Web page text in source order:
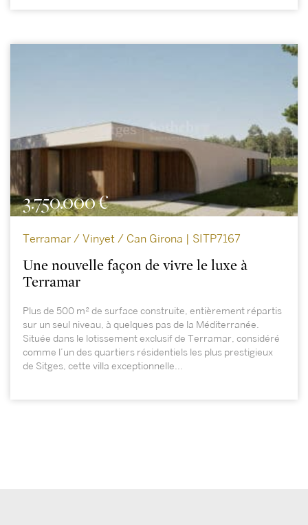
3.750.000 €
Terramar / Vinyet / Can Girona | SITP7167
Une nouvelle façon de vivre le luxe à
Terramar
Plus de 500 m² de surface construite, entièrement répartis
sur un seul niveau, à quelques pas de la Méditerranée.
Située dans le lotissement exclusif de Terramar, considéré
comme l’un des quartiers résidentiels les plus prestigieux
de Sitges, cette villa exceptionnelle...